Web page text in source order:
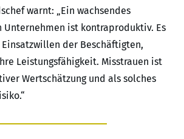
warnt: „Ein wachsendes
Unternehmen ist kontraproduktiv. Es
der Beschäftigten,
Leistungsfähigkeit. Misstrauen ist
Wertschätzung und als solches